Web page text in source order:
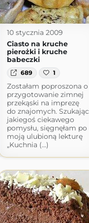
10 stycznia 2009
Ciasto na kruche
pierożki i kruche
babeczki
689 1
Zostałam poproszona o
przygotowanie zimnej
przekąski na imprezę
do znajomych. Szukając
jakiegoś ciekawego
pomysłu, sięgnęłam po
moją ulubioną lekturę
„Kuchnia (...)